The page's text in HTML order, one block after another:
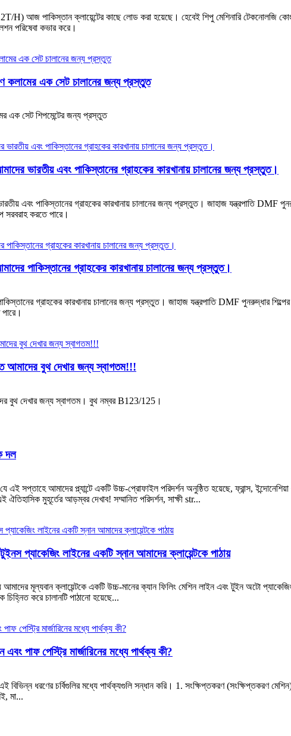
H) আজ পাকিস্তান ক্লায়েন্টের কাছে লোড করা হয়েছে। হেবেই শিপু মেশিনারি টেকনোলজি
পরিষেবা কভার করে।
এক সেট চালানের জন্য প্রস্তুত
এক সেট শিপমেন্টের জন্য প্রস্তুত
ভারতীয় এবং পাকিস্তানের গ্রাহকের কারখানায় চালানের জন্য প্রস্তুত।
এবং পাকিস্তানের গ্রাহকের কারখানায় চালানের জন্য প্রস্তুত। জাহাজ যন্ত্রপাতি
সরবরাহ করতে পারে।
পাকিস্তানের গ্রাহকের কারখানায় চালানের জন্য প্রস্তুত।
গ্রাহকের কারখানায় চালানের জন্য প্রস্তুত। জাহাজ যন্ত্রপাতি DMF পুনরুদ্ধার
আমাদের বুথ দেখার জন্য স্বাগতম!!!
বুথ দেখার জন্য স্বাগতম। বুথ নম্বর B123/125।
দল
সপ্তাহে আমাদের প্ল্যান্টে একটি উচ্চ-প্রোফাইল পরিদর্শন অনুষ্ঠিত হয়েছে, ফ্রান্স,
মুহূর্তের আড়ম্বর দেখাব! সম্মানিত পরিদর্শন, সাক্ষী str...
প্যাকেজিং লাইনের একটি স্নান আমাদের ক্লায়েন্টকে পাঠায়
মূল্যবান ক্লায়েন্টকে একটি উচ্চ-মানের ক্যান ফিলিং মেশিন লাইন এবং টুইন অটো
করে চালানটি পাঠানো হয়েছে...
এবং পাফ পেস্ট্রি মার্জারিনের মধ্যে পার্থক্য কী?
বিভিন্ন ধরণের চর্বিগুলির মধ্যে পার্থক্যগুলি সন্ধান করি। 1. সংক্ষিপ্তকরণ (সংক্ষিপ্তকরণ
মা...